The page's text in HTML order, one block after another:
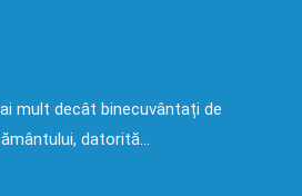
mult decât binecuvântați de
datorită…